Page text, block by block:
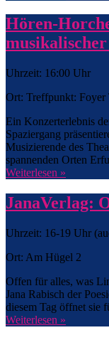
Hören-
Uhrzeit: 16:00 Uhr
Ort: Treffpunkt: Foyer
Ein Konzerterlebnis
Spaziergang
Musizierende des
spannenden Orten
Weiterlesen »
JanaVerlag:
Uhrzeit: 16-19 Uhr
Ort: Am Hügel 2
Offen für alles, was
Jana Rabisch der
diesem Tag öffnet sie
Weiterlesen »